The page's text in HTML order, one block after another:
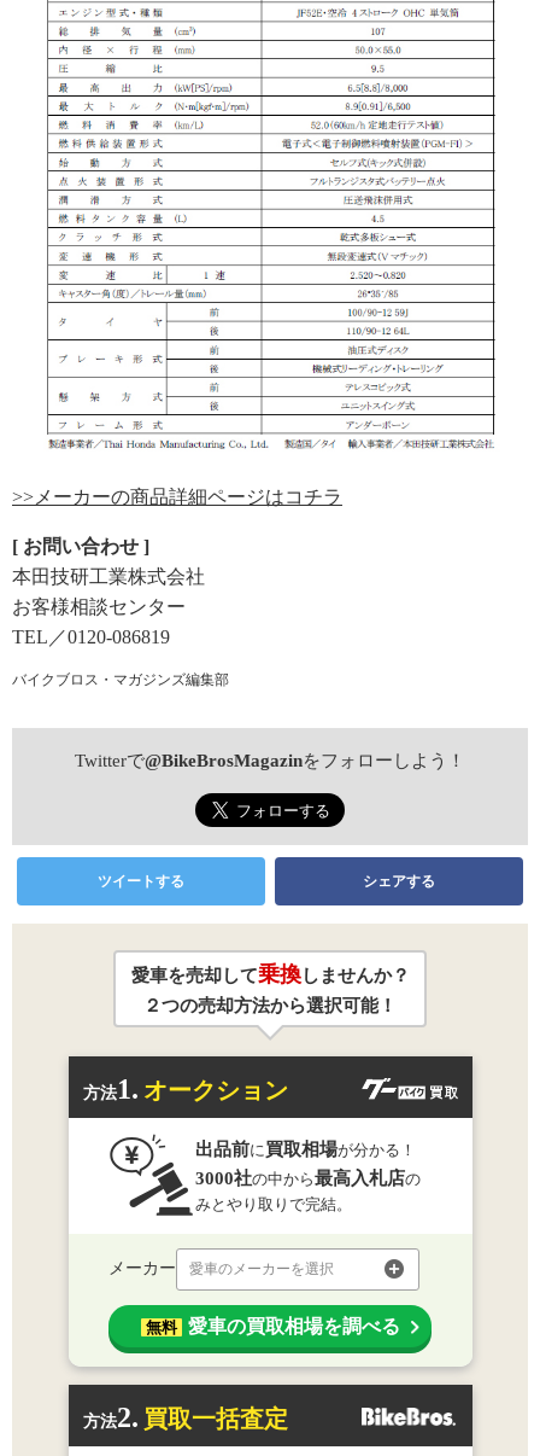
>>メーカーの商品詳細ページはコチラ
[ お問い合わせ ]
本田技研工業株式会社
お客様相談センター
TEL／0120-086819
バイクブロス・マガジンズ編集部
Twitterで@BikeBrosMagazinをフォローしよう！
ツイートする シェアする
愛車を売却して乗換しませんか？
２つの売却方法から選択可能！
方法1. オークション
出品前に 買取相場が分かる！
3000社の中から最高入札店の
みとやり取りで完結。
メーカー 愛車のメーカーを選択
無料 愛車の買取相場を調べる
方法2. 買取一括査定